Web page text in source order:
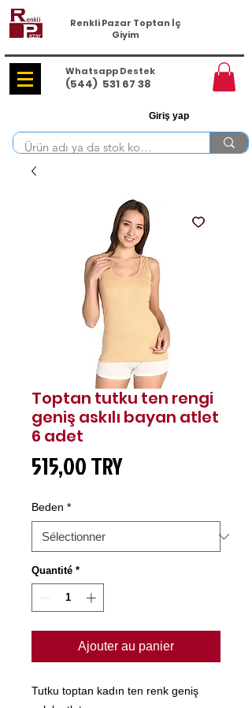
Renkli Pazar Toptan İç
Giyim
Whatsapp Destek
(544) 531 67 38
Giriş yap
Toptan tutku ten rengi
geniş askılı bayan atlet
6 adet
515,00 TRYPrix
Beden *
Quantité *
Ajouter au panier
Tutku toptan kadın ten renk geniş